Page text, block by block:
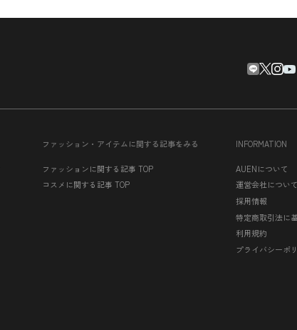
ファッション・アイテムに関する記事をみる
ファッションに関する記事 TOP
コスメに関する記事 TOP
INFORMATION
AUENについて
運営会社について
採用情報
特定商取引法に
利用規約
プライバシーポ